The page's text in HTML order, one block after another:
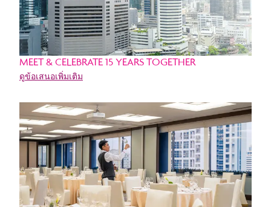
MEET & CELEBRATE 15 YEARS TOGETHER
ดูข้อเสนอเพิ่มเติม